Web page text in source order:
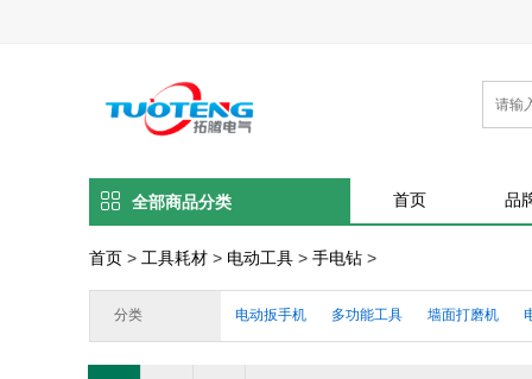
全部商品分类 首页 品
首页 > 工具耗材 > 电动工具 > 手电钻 >
分类 电动扳手机 多功能工具 墙面打磨机
钻孔机/攻丝机